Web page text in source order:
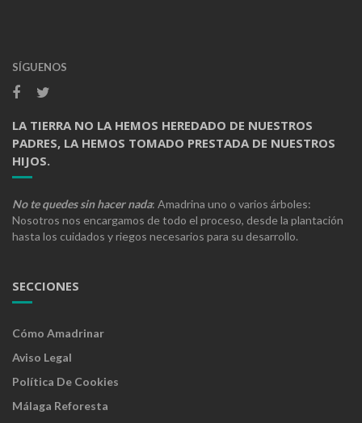
SÍGUENOS
LA TIERRA NO LA HEMOS HEREDADO DE NUESTROS
PADRES, LA HEMOS TOMADO PRESTADA DE NUESTROS
HIJOS.
No te quedes sin hacer nada: Amadrina uno o varios árboles:
Nosotros nos encargamos de todo el proceso, desde la plantación
hasta los cuidados y riegos necesarios para su desarrollo.
SECCIONES
Cómo Amadrinar
Aviso Legal
Política De Cookies
Málaga Reforesta